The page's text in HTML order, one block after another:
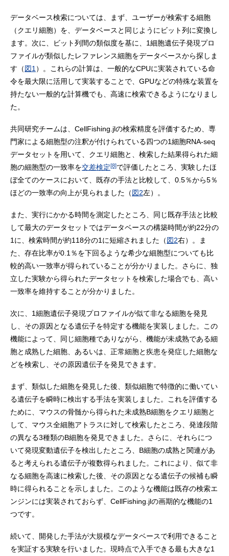
データベース検索については、まず、ユーザーが検索する細胞
（クエリ細胞）を、データベースと同じようにビット列に変換し
ます。次に、ビット列間の類似度を基に、1細胞遺伝子発現プロ
ファイルが類似したレファレンス細胞をデータベースから探しま
す（図1 ）。これらの計算は、一般的なCPUに実装されている命
令を最大限に活用して実装することで、GPUなどの特殊な装置を
持たない一般的な計算機でも、高速に検索できるようになりまし
た。
共同研究チームは、CellFishing.jlの検索精度を評価するため、専
門家による細胞型の注釈が付けられている四つの1細胞RNA-seq
データセットを用いて、クエリ細胞と、検索した結果得られた細
胞の細胞型の一致率を交差検定[8]で評価したところ、実験したほ
ぼ全てのケースにおいて、既存の手法と比較して、0.5％から5％
ほどの一致率の向上が見られました（図2左）。
また、実行にかかる時間を測定したところ、同じ既存手法と比較
して最大のデータセットではデータベースの構築時間が約22分の
1に、検索時間が約118分の1に短縮されました（図2右）。ま
た、存在比率が0.1％を下回るような希少な細胞型についても比
較的高い一致率が得られていることが分かりました。さらに、独
立した実験から得られたデータセットを検索した場合でも、高い
一致率を維持することが分かりました。
次に、1細胞遺伝子発現プロファイルが似て非なる細胞を発見
し、その原因となる遺伝子を特定する機能を実装しました。この
機能によって、同じ細胞種でありながら、機能が未成熟である細
胞と成熟した細胞、あるいは、正常細胞と疾患を発症した細胞な
どを検索し、その原因遺伝子を発見できます。
まず、類似した細胞を発見した後、類似細胞で特徴的に働いてい
る遺伝子を瞬時に検出する手法を実装しました。これを評価する
ために、マウスの骨髄から得られた未成熟B細胞をクエリ細胞と
して、マウス全細胞アトラスに対して検索したところ、発達段階
の異なる3種類のB細胞を発見できました。さらに、それらにつ
いて発現変動遺伝子を検出したところ、B細胞の成熟と関連があ
ると考えられる遺伝子が複数得られました。これにより、似て非
なる細胞を高速に検索した後、その原因となる遺伝子の候補も瞬
時に得られることを示しました。このような機能は既存の検索エ
ンジンには実装されておらず、CellFishing.jlの画期的な機能の1
つです。
続いて、開発した手法が大規模なデータベースで利用できること
を実証する実験を行いました。現時点で入手できる最も大きな1